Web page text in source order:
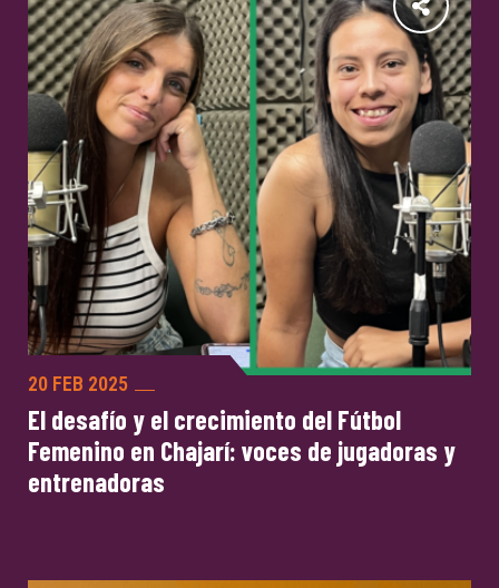
20 FEB 2025
El desafío y el crecimiento del Fútbol
Femenino en Chajarí: voces de jugadoras y
entrenadoras